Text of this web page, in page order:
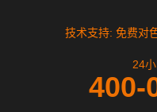
技术支持: 免费对
24
400-